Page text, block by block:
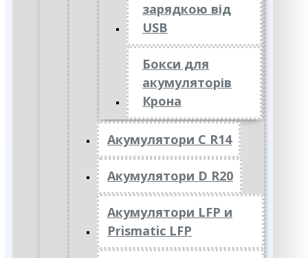
зарядкою від
USB
Бокси для
акумуляторів
Крона
Акумулятори C R14
Акумулятори D R20
Акумулятори LFP и
Prismatic LFP